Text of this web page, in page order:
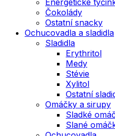
Čokolády
Ostatní snacky
Ochucovadla a sladidla
Sladidla
Erythritol
Medy
Stévie
Xylitol
Ostatní
Omáčky a sirupy
Sladké
Slané